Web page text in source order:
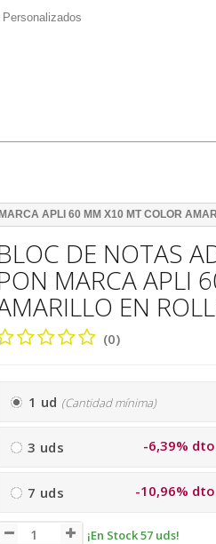
APLI 60 MM X10 MT COLOR
DE NOTAS
MARCA APLI
EN
(0)
1 ud (Cantidad mínima)
3 uds -6,39%
7 uds -10,96%
¡En Stock 57 uds!